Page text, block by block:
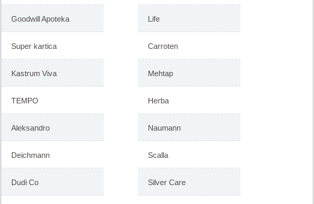
Goodwill Apoteka
Super kartica
Kastrum Viva
TEMPO
Aleksandro
Deichmann
Dudi Co
Life
Carroten
Mehtap
Herba
Naumann
Scalla
Silver Care